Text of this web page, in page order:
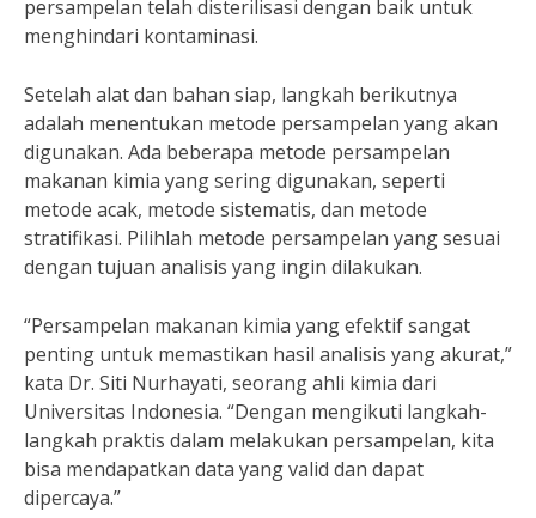
persampelan telah disterilisasi dengan baik untuk
menghindari kontaminasi.
Setelah alat dan bahan siap, langkah berikutnya
adalah menentukan metode persampelan yang akan
digunakan. Ada beberapa metode persampelan
makanan kimia yang sering digunakan, seperti
metode acak, metode sistematis, dan metode
stratifikasi. Pilihlah metode persampelan yang sesuai
dengan tujuan analisis yang ingin dilakukan.
“Persampelan makanan kimia yang efektif sangat
penting untuk memastikan hasil analisis yang akurat,”
kata Dr. Siti Nurhayati, seorang ahli kimia dari
Universitas Indonesia. “Dengan mengikuti langkah-
langkah praktis dalam melakukan persampelan, kita
bisa mendapatkan data yang valid dan dapat
dipercaya.”